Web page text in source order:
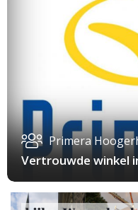
Primera
Vertrouwde winkel